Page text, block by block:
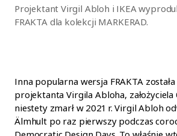
Projektant Virgil Abloh i IKEA
FRAKTA dla kolekcji MARKERAD.
Inna popularna wersja FRAKTA
projektanta Virgila Abloha,
niestety zmarł w 2021 r. Virgil Abloh
Älmhult po raz pierwszy podczas